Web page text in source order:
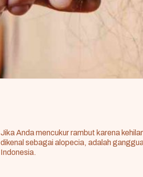
Jika Anda mencukur rambut karena
dikenal sebagai alopecia, adalah
Indonesia.